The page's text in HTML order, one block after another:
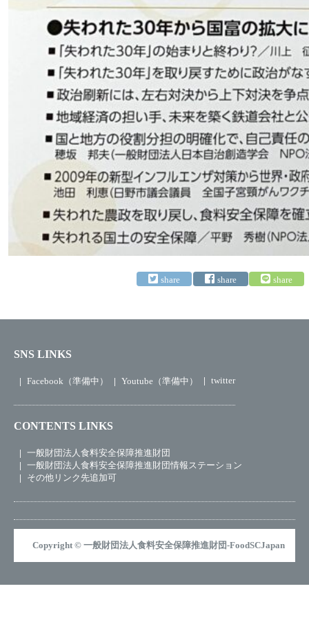
SNS LINKS
Facebook（準備中） Youtube（準備中） twitter
CONTENTS LINKS
一般財団法人食料安全保障推進財団
一般財団法人食料安全保障推進財団情報ステーション
その他リンク先追加可
Copyright © 一般財団法人食料安全保障推進財団-FoodSCJapan